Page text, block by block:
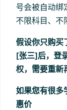
号会被自动绑
不限科目、不
假设你只购买
[张三]后，登
权，需要重新
如果您有很多
惠价